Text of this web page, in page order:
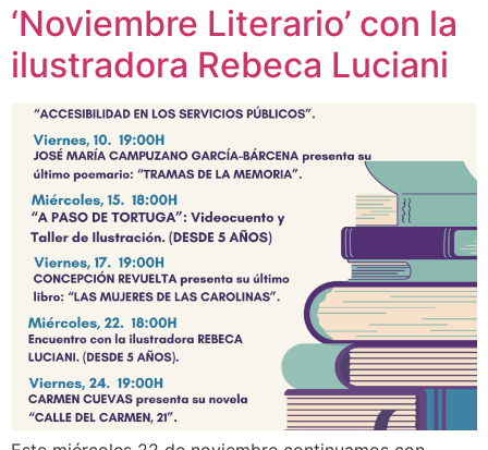
‘Noviembre Literario’ con la
ilustradora Rebeca Luciani